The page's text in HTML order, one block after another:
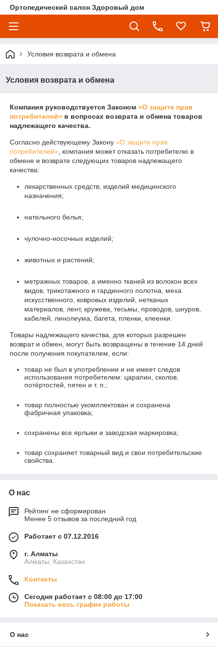
Ортопедический салон Здоровый дом
Условия возврата и обмена
Условия возврата и обмена
Компания руководствуется Законом «О защите прав
потребителей» в вопросах возврата и обмена товаров
надлежащего качества.
Согласно действующему Закону «О защите прав
потребителей» , компания может отказать потребителю в
обмене и возврате следующих товаров надлежащего
качества:
лекарственных средств, изделий медицинского
назначения;
нательного белья;
чулочно-носочных изделий;
животных и растений;
метражных товаров, а именно тканей из волокон всех
видов, трикотажного и гардинного полотна, меха
искусственного, ковровых изделий, нетканых
материалов, лент, кружева, тесьмы, проводов, шнуров,
кабелей, линолеума, багета, пленки, клеенки.
Товары надлежащего качества, для которых разрешен
возврат и обмен, могут быть возвращены в течение 14 дней
после получения покупателем, если:
товар не был в употреблении и не имеет следов
использования потребителем: царапин, сколов,
потёртостей, пятен и т. п.;
товар полностью укомплектован и сохранена
фабричная упаковка;
сохранены все ярлыки и заводская маркировка;
товар сохраняет товарный вид и свои потребительские
свойства.
О нас
Рейтинг не сформирован
Менее 5 отзывов за последний год
Работает с 07.12.2016
г. Алматы
Алматы, Казахстан
Контакты
Сегодня работает с 08:00 до 17:00
Показать весь график работы
О нас